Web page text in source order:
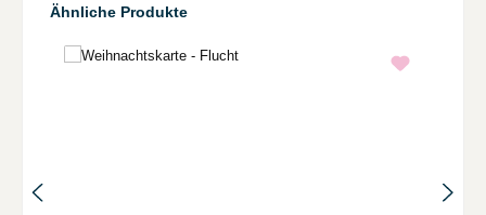
Produktgalerie überspringen
Ähnliche Produkte